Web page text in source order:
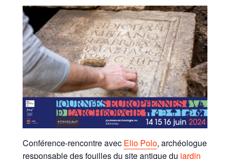
Conférence-rencontre avec Elio Polo, archéologue
responsable des fouilles du site antique du jardin